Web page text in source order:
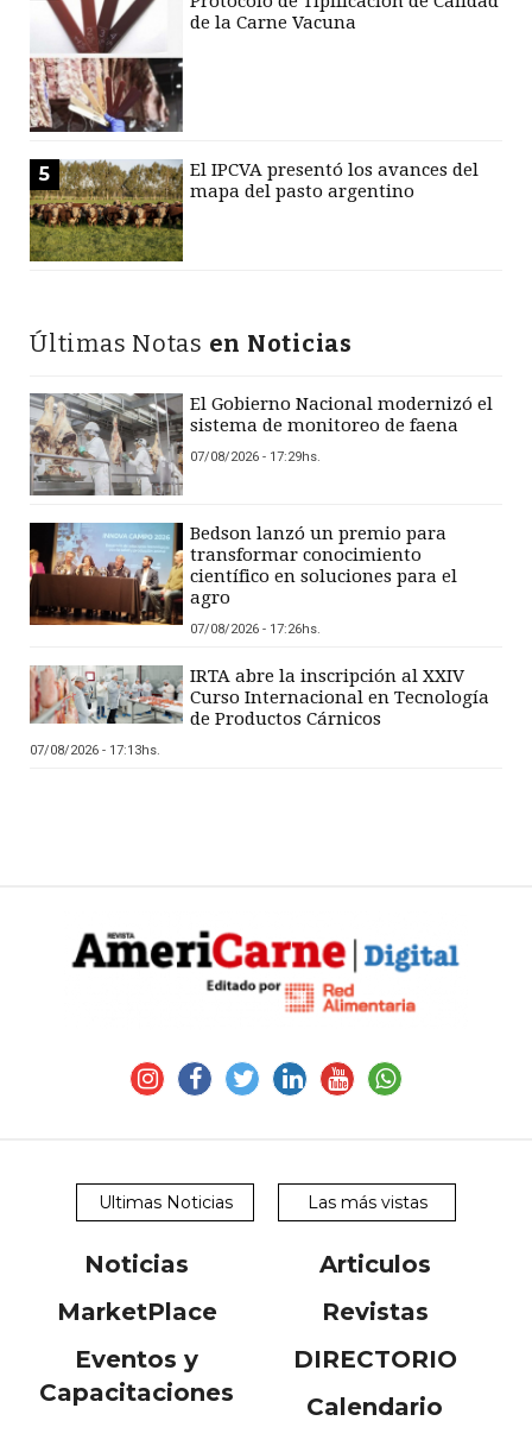
de la Carne Vacuna
5
El IPCVA presentó los avances del
mapa del pasto argentino
Últimas Notas en Noticias
El Gobierno Nacional modernizó el
sistema de monitoreo de faena
07/08/2026 - 17:29hs.
Bedson lanzó un premio para
transformar conocimiento
científico en soluciones para el
agro
07/08/2026 - 17:26hs.
IRTA abre la inscripción al XXIV
Curso Internacional en Tecnología
de Productos Cárnicos
07/08/2026 - 17:13hs.
Ultimas Noticias Las más vistas
Noticias
Articulos
MarketPlace
Revistas
Eventos y
Capacitaciones
DIRECTORIO
Calendario